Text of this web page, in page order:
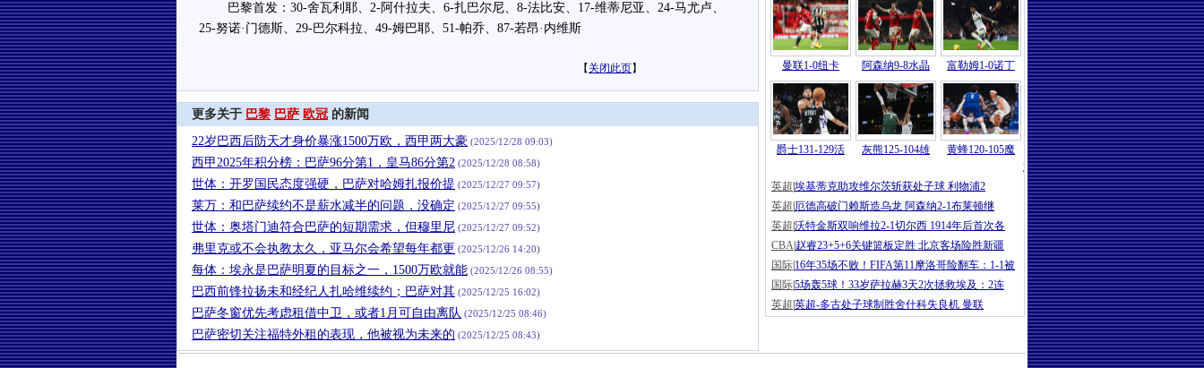
巴黎首发：30-舍瓦利耶、2-阿什拉夫、6-扎巴尔尼、8-法比安、17-维蒂尼亚、24-马尤卢、
25-努诺·门德斯、29-巴尔科拉、49-姆巴耶、51-帕乔、87-若昂·内维斯
【 关闭此页】
更多关于 巴黎 巴萨 欧冠 的新闻
22岁巴西后防天才身价暴涨1500万欧，西甲两大豪 (2025/12/28 09:03)
西甲2025年积分榜：巴萨96分第1，皇马86分第2 (2025/12/28 08:58)
世体：开罗国民态度强硬，巴萨对哈姆扎报价提 (2025/12/27 09:57)
莱万：和巴萨续约不是薪水减半的问题，没确定 (2025/12/27 09:55)
世体：奥塔门迪符合巴萨的短期需求，但穆里尼 (2025/12/27 09:52)
弗里克或不会执教太久，亚马尔会希望每年都更 (2025/12/26 14:20)
每体：埃永是巴萨明夏的目标之一，1500万欧就能 (2025/12/26 08:55)
巴西前锋拉扬未和经纪人扎哈维续约；巴萨对其 (2025/12/25 16:02)
巴萨冬窗优先考虑租借中卫，或者1月可自由离队 (2025/12/25 08:46)
巴萨密切关注福特外租的表现，他被视为未来的 (2025/12/25 08:43)
曼联1-0纽卡 阿森纳9-8水晶 富勒姆1-0诺丁
爵士131-129活 灰熊125-104雄
黄蜂120-105魔
意甲|卡卢卢破门伊尔迪兹建功 尤文2-
英超 埃基蒂克助攻维尔茨斩获处子球 利物浦2
英超 厄德高破门赖斯造乌龙 阿森纳2-1布莱顿继
英超 沃特金斯双响维拉2-1切尔西 1914年后首次各
CBA 赵睿23+5+6关键篮板定胜 北京客场险胜新疆
国际 16年35场不败！FIFA第11摩洛哥险翻车：1-1被
国际5场轰5球！33岁萨拉赫3天2次拯救埃及：2连
英超 英超-多古处子球制胜舍什科失良机 曼联